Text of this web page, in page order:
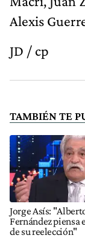
Alexis
JD / cp
TAMBIÉN TE
Jorge Asís:
Fernández piensa
de su reelección"